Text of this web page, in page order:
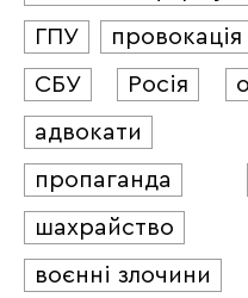
ГПУ
провокація
СБУ
Росія
адвокати
пропаганда
шахрайство
воєнні злочини